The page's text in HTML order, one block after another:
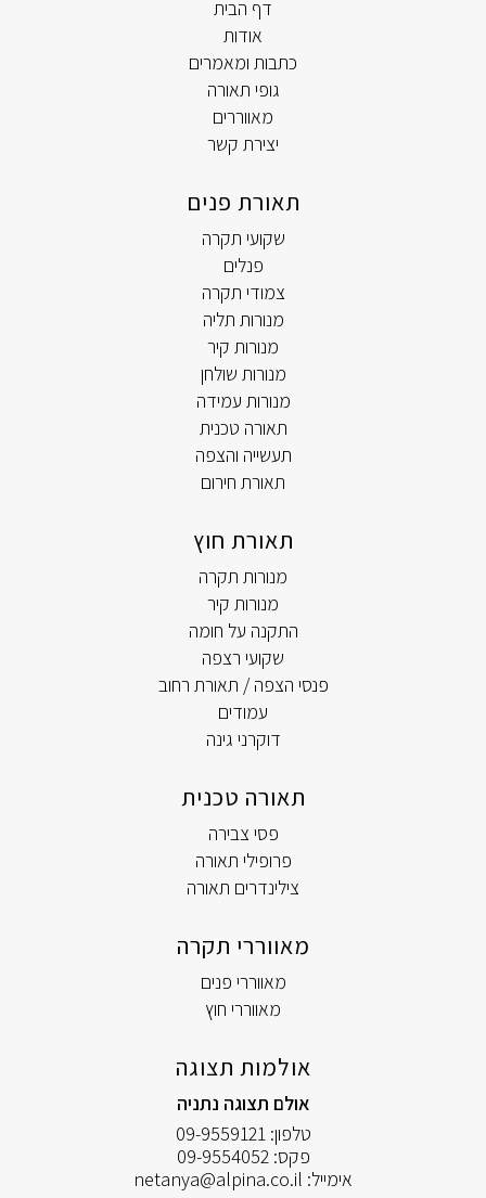
דף הבית
אודות
כתבות ומאמרים
גופי תאורה
מאווררים
יצירת קשר
תאורת פנים
שקועי תקרה
פנלים
צמודי תקרה
מנורות תליה
מנורות קיר
מנורות שולחן
מנורות עמידה
תאורה טכנית
תעשייה והצפה
תאורת חירום
תאורת חוץ
מנורות תקרה
מנורות קיר
התקנה על חומה
שקועי רצפה
פנסי הצפה / תאורת רחוב
עמודים
דוקרני גינה
תאורה טכנית
פסי צבירה
פרופילי תאורה
צילינדרים תאורה
מאווררי תקרה
מאווררי פנים
מאווררי חוץ
אולמות תצוגה
אולם תצוגה נתניה
טלפון:09-9559121
פקס:09-9554052
אימייל: netanya@alpina.co.il